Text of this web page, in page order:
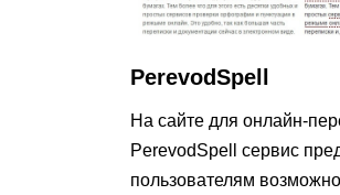
PerevodSpell
На сайте для онлайн-
PerevodSpell сервис
пользователям